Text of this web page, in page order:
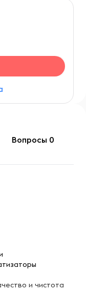
Вопросы 0
и чистота